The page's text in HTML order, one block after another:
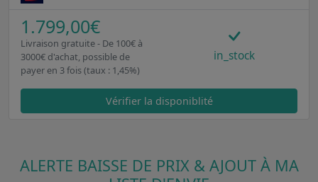
1.799,00€
Livraison gratuite - De 100€ à
3000€ d'achat, possible de
payer en 3 fois (taux : 1,45%)
in_stock
Vérifier la disponiblité
ALERTE BAISSE DE PRIX & AJOUT À MA